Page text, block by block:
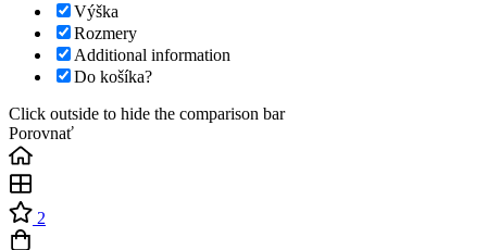
Výška
Rozmery
Additional information
Do košíka?
Click outside to hide the comparison bar
Porovnať
2